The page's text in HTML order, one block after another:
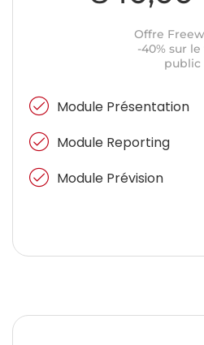
Offre
-40% sur
public
Module Présentation
Module Reporting
Module Prévision